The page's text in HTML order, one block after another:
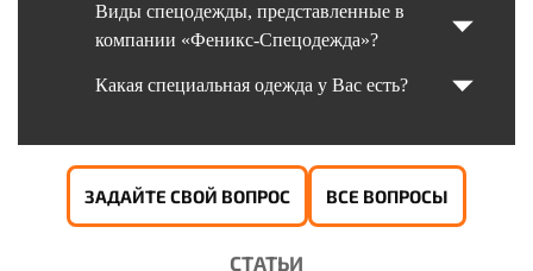
Виды спецодежды, представленные в
компании «Феникс-Спецодежда»?
Какая специальная одежда у Вас есть?
ЗАДАЙТЕ СВОЙ ВОПРОС ВСЕ ВОПРОСЫ
СТАТЬИ